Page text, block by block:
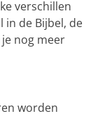
verschillen
in de Bijbel, de
nog meer
worden